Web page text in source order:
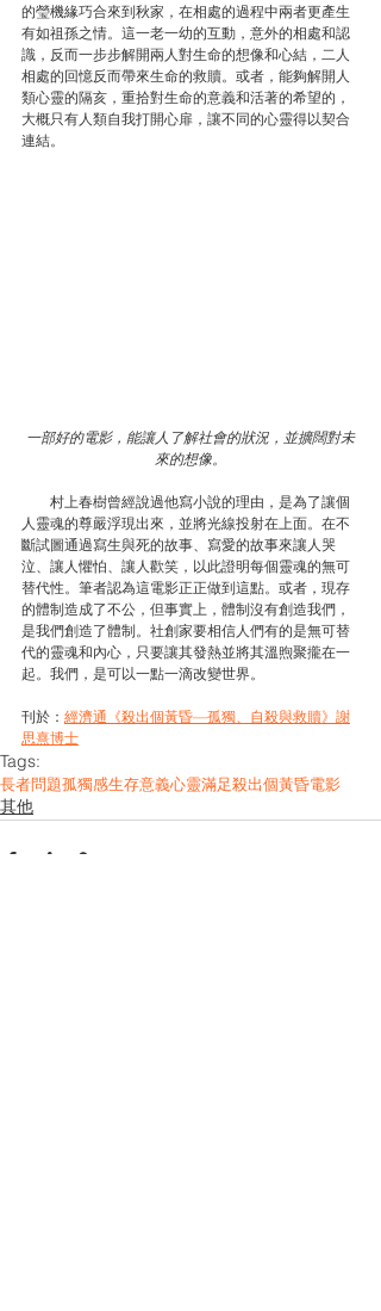
的瑩機緣巧合來到秋家，在相處的過程中兩者更產生
有如祖孫之情。這一老一幼的互動，意外的相處和認
識，反而一步步解開兩人對生命的想像和心結，二人
相處的回憶反而帶來生命的救贖。或者，能夠解開人
類心靈的隔亥，重拾對生命的意義和活著的希望的，
大概只有人類自我打開心扉，讓不同的心靈得以契合
連結。
一部好的電影，能讓人了解社會的狀況，並擴闊對未
來的想像。
村上春樹曾經說過他寫小說的理由，是為了讓個
人靈魂的尊嚴浮現出來，並將光線投射在上面。在不
斷試圖通過寫生與死的故事、寫愛的故事來讓人哭
泣、讓人懼怕、讓人歡笑，以此證明每個靈魂的無可
替代性。筆者認為這電影正正做到這點。或者，現存
的體制造成了不公，但事實上，體制沒有創造我們，
是我們創造了體制。社創家要相信人們有的是無可替
代的靈魂和內心，只要讓其發熱並將其溫煦聚攏在一
起。我們，是可以一點一滴改變世界。
刊於： 經濟通《殺出個黃昏—孤獨、自殺與救贖》謝
思熹博士
Tags:
長者問題孤獨感生存意義心靈滿足殺出個黃昏電影
其他